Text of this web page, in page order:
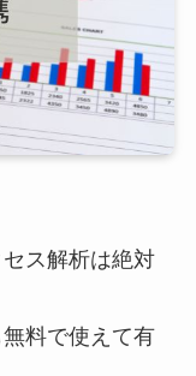
ス解析は絶対
料で使えて有